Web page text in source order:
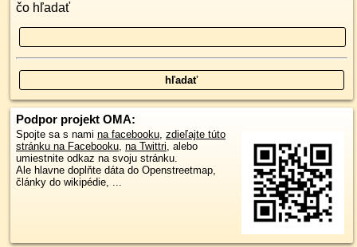
čo hľadať
Podpor projekt OMA:
Spojte sa s nami na facebooku, zdieľajte túto
stránku na Facebooku, na Twittri, alebo
umiestnite odkaz na svoju stránku.
Ale hlavne doplňte dáta do Openstreetmap,
články do wikipédie, ...